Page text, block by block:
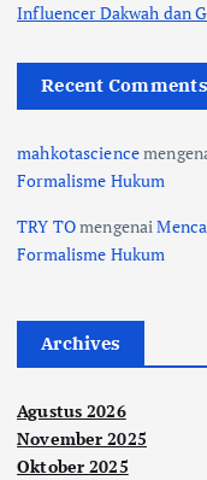
Influencer Dakwah dan
Recent Comments
mahkotascience
Formalisme Hukum
TRY TOmengenai
Formalisme Hukum
Archives
Agustus 2026
November 2025
Oktober 2025